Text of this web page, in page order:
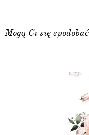
Mogą Ci się spodobać